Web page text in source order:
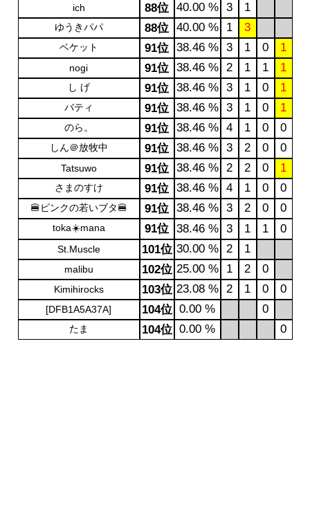
ich 88位 40.00 % 3 1
ゆうきパパ 88位 40.00 % 1 3
ベケット 91位 38.46 % 3 1 0 1
nogi 91位 38.46 % 2 1 1 1
し げ 91位 38.46 % 3 1 0 1
バティ 91位 38.46 % 3 1 0 1
のら。 91位 38.46 % 4 1 0 0
しん＠放牧中 91位 38.46 % 3 2 0 0
Tatsuwo 91位 38.46 % 2 2 0 1
さまのすけ 91位 38.46 % 4 1 0 0
🍔ピンクの若いブタ🍔 91位 38.46 % 3 2 0 0
toka☀️mana 91位 38.46 % 3 1 1 0
St.Muscle 101位 30.00 % 2 1
malibu 102位 25.00 % 1 2 0
Kimihirocks 103位 23.08 % 2 1 0 0
[DFB1A5A37A] 104位 0.00 % 0
たま 104位 0.00 % 0